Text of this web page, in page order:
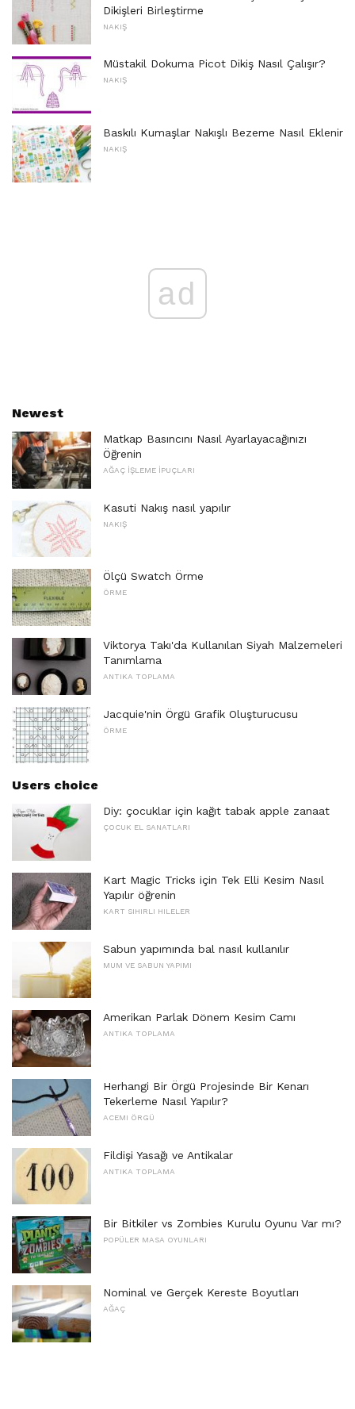
Dikişleri Birleştirme
NAKIŞ
Müstakil Dokuma Picot Dikiş Nasıl Çalışır?
NAKIŞ
Baskılı Kumaşlar Nakışlı Bezeme Nasıl Eklenir
NAKIŞ
ad
Newest
Matkap Basıncını Nasıl Ayarlayacağınızı
Öğrenin
AĞAÇ İŞLEME İPUÇLARI
Kasuti Nakış nasıl yapılır
NAKIŞ
Ölçü Swatch Örme
ÖRME
Viktorya Takı'da Kullanılan Siyah Malzemeleri
Tanımlama
ANTIKA TOPLAMA
Jacquie'nin Örgü Grafik Oluşturucusu
ÖRME
Users choice
Diy: çocuklar için kağıt tabak apple zanaat
ÇOCUK EL SANATLARI
Kart Magic Tricks için Tek Elli Kesim Nasıl
Yapılır öğrenin
KART SIHIRLI HILELER
Sabun yapımında bal nasıl kullanılır
MUM VE SABUN YAPIMI
Amerikan Parlak Dönem Kesim Camı
ANTIKA TOPLAMA
Herhangi Bir Örgü Projesinde Bir Kenarı
Tekerleme Nasıl Yapılır?
ACEMI ÖRGÜ
Fildişi Yasağı ve Antikalar
ANTIKA TOPLAMA
Bir Bitkiler vs Zombies Kurulu Oyunu Var mı?
POPÜLER MASA OYUNLARI
Nominal ve Gerçek Kereste Boyutları
AĞAÇ